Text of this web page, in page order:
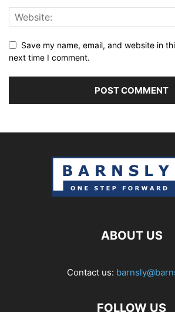
Save my name, email, and website in
next time I comment.
ABOUT US
Contact us:
FOLLOW US